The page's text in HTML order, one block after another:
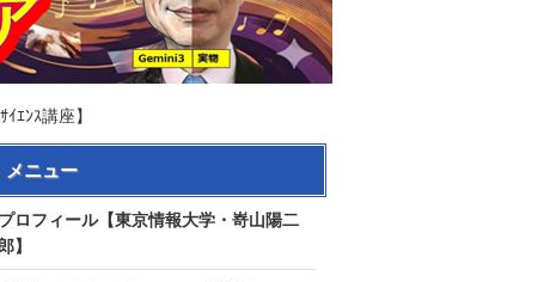
ｴﾝｽ講座】
メニュー
プロフィール【東京情報大学・嵜山陽二
郎】